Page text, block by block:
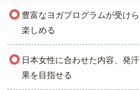
○ 豊富なヨガプログラムが受け
楽しめる
○ 日本女性に合わせた内容、発
果を目指せる